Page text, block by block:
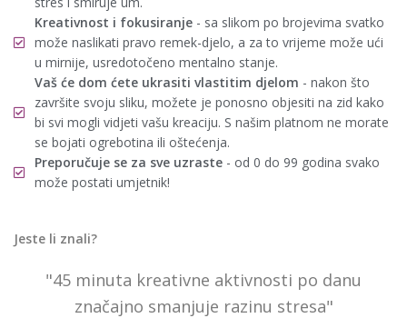
Kreativnost i fokusiranje- sa slikom po brojevima svatko
može naslikati pravo remek-djelo, a za to vrijeme može ući
u mirnije, usredotočeno mentalno stanje.
Vaš će dom ćete ukrasiti vlastitim djelom - nakon što
završite svoju sliku, možete je ponosno objesiti na zid kako
bi svi mogli vidjeti vašu kreaciju. S našim platnom ne morate
se bojati ogrebotina ili oštećenja.
Preporučuje se za sve uzraste - od 0 do 99 godina svako
može postati umjetnik!
Jeste li znali?
"45 minuta kreativne aktivnosti po danu
značajno smanjuje razinu stresa"